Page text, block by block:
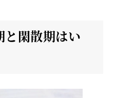
閑散期はい